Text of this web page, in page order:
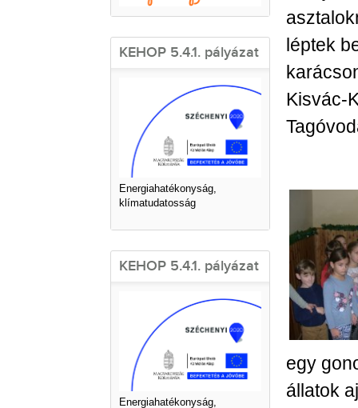
KEHOP 5.4.1. pályázat
Energiahatékonyság,
klímatudatosság
KEHOP 5.4.1. pályázat
Energiahatékonyság,
léptek
Kisvác-
egy
állatok